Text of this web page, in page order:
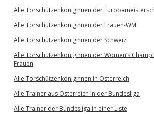
Alle Torschützenköniginnen der
Alle Torschützenköniginnen der Frauen-WM
Alle Torschützenköniginnen der Schweiz
Alle Torschützenköniginnen der Women’s
Frauen
Alle Torschützenköniginnen in Österreich
Alle Trainer aus Österreich in der Bundesliga
Alle Trainer der Bundesliga in einer Liste